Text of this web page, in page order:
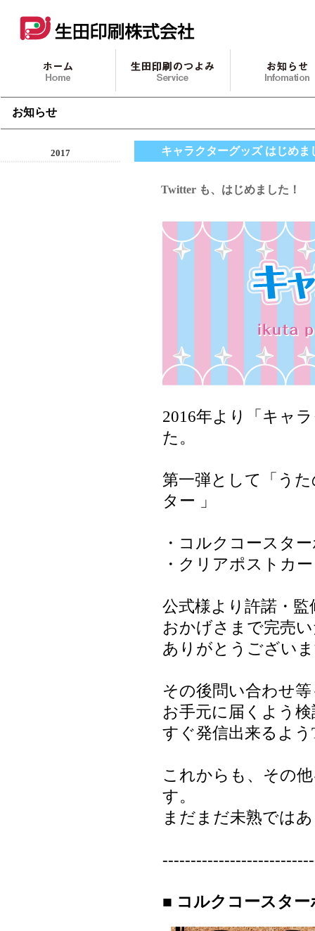
お知らせ
2017 キャラクターグッズ はじめま
Twitter も、はじめました！
2016年より「キャ
た。
第一弾として「う
ター 」
・コルクコースタ
・クリアポストカ
公式様より許諾・
おかげさまで完売
ありがとうござい
その後問い合わせ
お手元に届くよう
すぐ発信出来るよ
これからも、その
す。
まだまだ未熟では
■ コルクコースター